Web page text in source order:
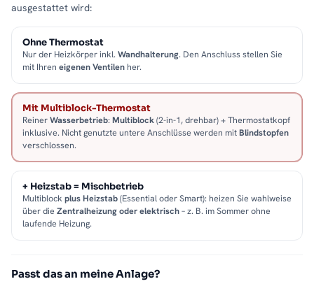
ausgestattet wird:
Ohne Thermostat
Nur der Heizkörper inkl. Wandhalterung. Den Anschluss stellen Sie
mit Ihren eigenen Ventilen her.
Mit Multiblock-Thermostat
ReinerWasserbetrieb: Multiblock(2-in-1, drehbar) + Thermostatkopf
inklusive. Nicht genutzte untere Anschlüsse werden mitBlindstopfen
verschlossen.
+ Heizstab = Mischbetrieb
Multiblock plus Heizstab(Essential oder Smart): heizen Sie wahlweise
über die Zentralheizung oder elektrisch– z. B. im Sommer ohne
laufende Heizung.
Passt das an meine Anlage?